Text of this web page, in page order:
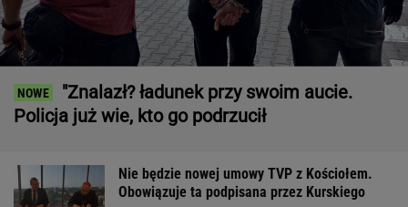
"Znalazł? ładunek przy swoim aucie.
Policja już wie, kto go podrzucił
Nie będzie nowej umowy TVP z Kościołem.
Obowiązuje ta podpisana przez Kurskiego